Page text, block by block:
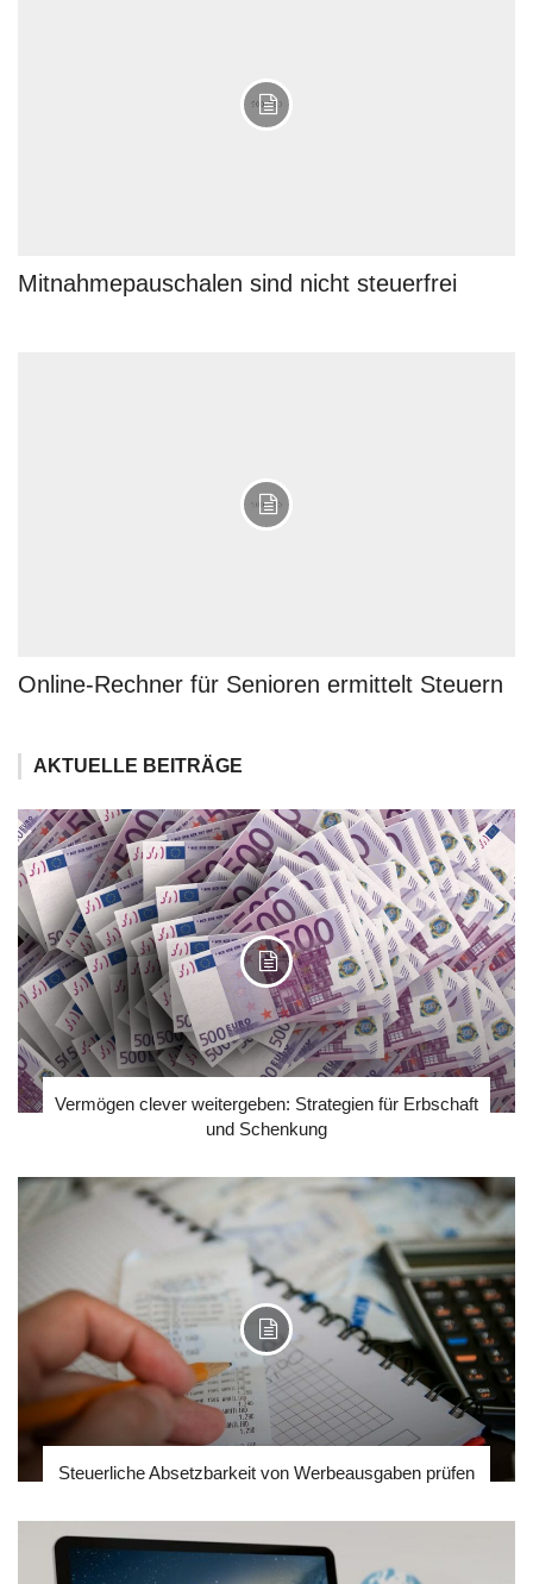
Mitnahmepauschalen sind nicht steuerfrei
Online-Rechner für Senioren ermittelt Steuern
AKTUELLE BEITRÄGE
Vermögen clever weitergeben: Strategien für Erbschaft
und Schenkung
Steuerliche Absetzbarkeit von Werbeausgaben prüfen